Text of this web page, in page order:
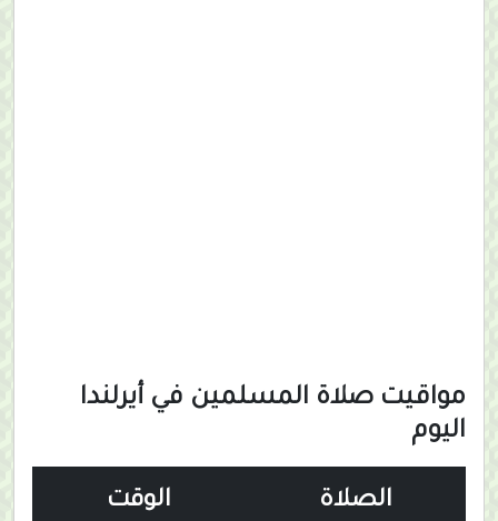
مواقيت صلاة المسلمين في أيرلندا
اليوم
الصلاة الوقت